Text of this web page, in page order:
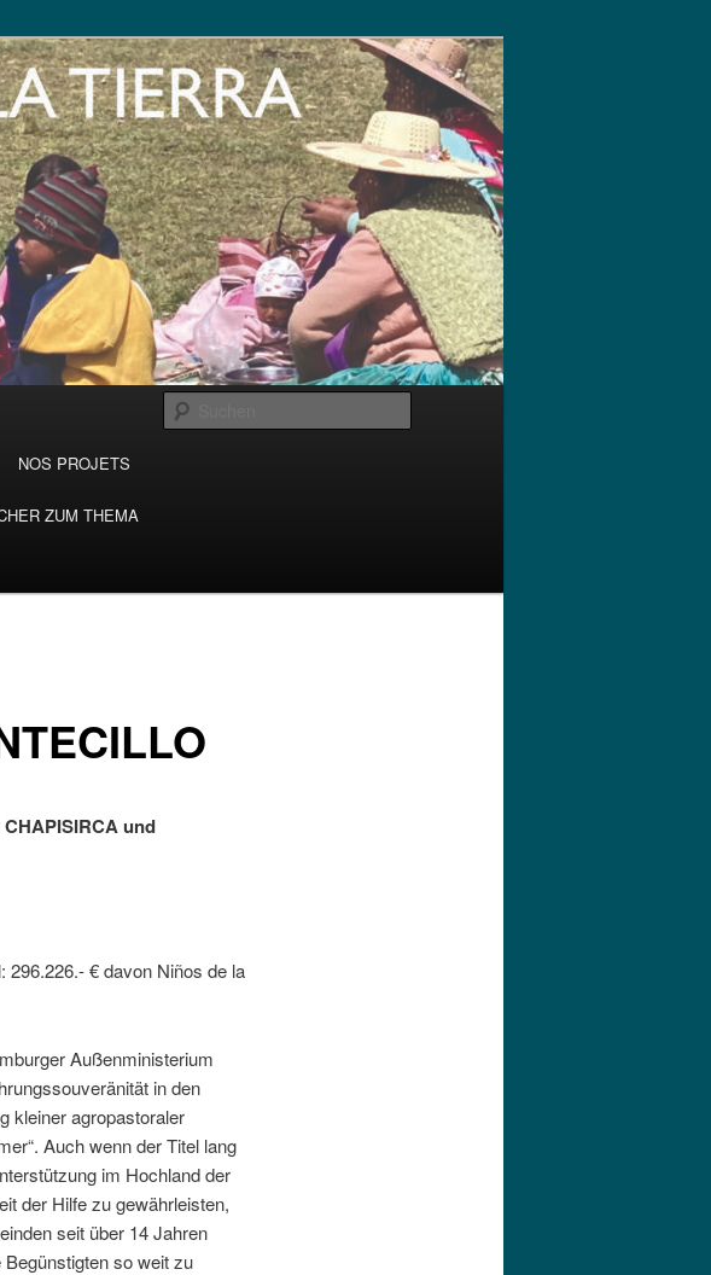
NOS PROJETS
ZUM THEMA
und
296.226.- € davon Niños de la
Außenministerium
in den
kleiner agropastoraler
Auch wenn der Titel lang
im Hochland der
der Hilfe zu gewährleisten,
seit über 14 Jahren
so weit zu